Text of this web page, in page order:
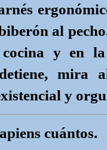
al
y en
mira
y
cuántos.